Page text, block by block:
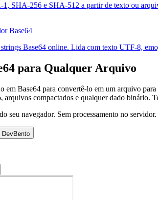
SHA-256 e SHA-512 a partir de texto ou
Base64
Base64 online. Lida com texto UTF-8,
para Qualquer Arquivo
em Base64 para convertê-lo em um arquivo
arquivos compactados e qualquer dado binário.
seu navegador. Sem processamento no servidor.
DevBento